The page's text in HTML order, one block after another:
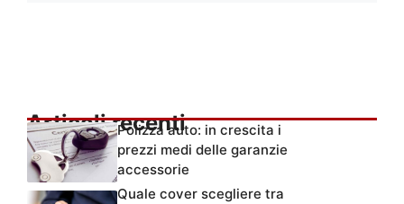
Articoli recentiPolizza auto: in crescita i
prezzi medi delle garanzie
accessorie
Quale cover scegliere tra